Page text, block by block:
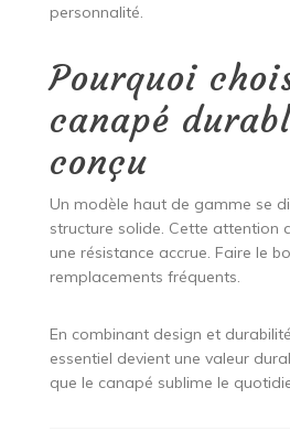
personnalité.
Pourquoi
canapé
conçu
Un modèle haut de gamme se
structure solide. Cette attention
une résistance accrue. Faire le
remplacements fréquents.
En combinant design et
essentiel devient une valeur
que le canapé sublime le